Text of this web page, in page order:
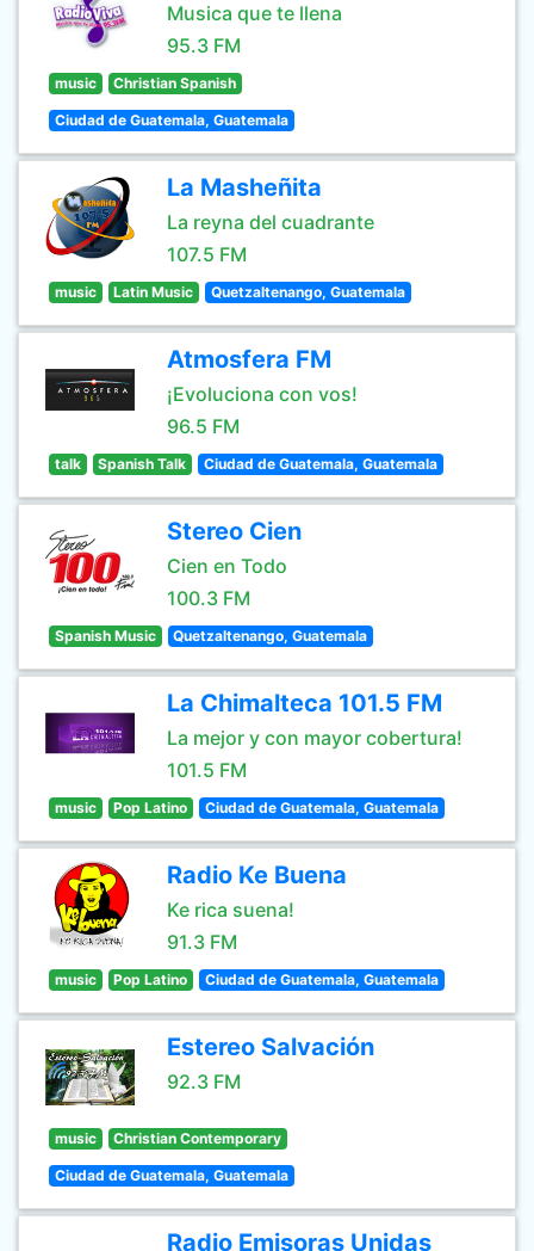
Musica que te llena
95.3 FM
music Christian Spanish
Ciudad de Guatemala, Guatemala
La Masheñita
La reyna del cuadrante
107.5 FM
music Latin Music Quetzaltenango, Guatemala
Atmosfera FM
¡Evoluciona con vos!
96.5 FM
talk Spanish Talk Ciudad de Guatemala, Guatemala
Stereo Cien
Cien en Todo
100.3 FM
Spanish Music Quetzaltenango, Guatemala
La Chimalteca 101.5 FM
La mejor y con mayor cobertura!
101.5 FM
music Pop Latino Ciudad de Guatemala, Guatemala
Radio Ke Buena
Ke rica suena!
91.3 FM
music Pop Latino Ciudad de Guatemala, Guatemala
Estereo Salvación
92.3 FM
music Christian Contemporary
Ciudad de Guatemala, Guatemala
Radio Emisoras Unidas